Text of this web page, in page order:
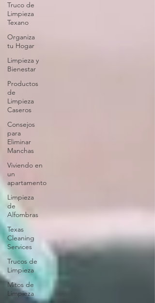
Truco de
Limpieza
Texano
Organiza
tu Hogar
Limpieza y
Bienestar
Productos
de
Limpieza
Caseros
Consejos
para
Eliminar
Manchas
Viviendo en
un
apartamento
Limpieza
de
Alfombras
Texas
Cleaning
Services
Trucos de
Limpieza
Mitos de
Limpieza